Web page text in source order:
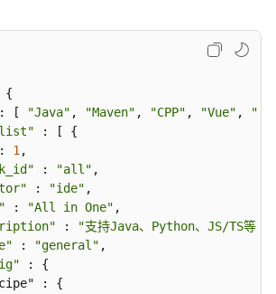
{
[
"Java" , "Maven" , "CPP" , "Vue" ,
: [ {
1 ,
: "all" ,
: "ide" ,
: "All in One" ,
:
"支持Java、Python、JS/TS等多
: "general" ,
: {
: {